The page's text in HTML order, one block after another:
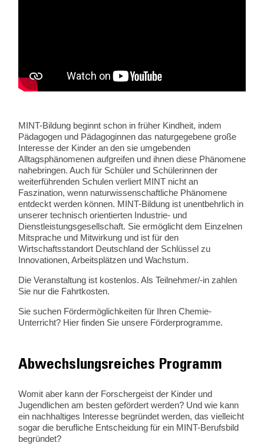
MINT-Bildung beginnt schon in früher Kindheit, indem
Pädagogen und Pädagoginnen das naturgegebene große
Interesse der Kinder an den sie umgebenden
Alltagsphänomenen aufgreifen und ihnen diese Phänomene
nahebringen. Auch für Schüler und Schülerinnen der
weiterführenden Schulen verliert MINT nicht an
Faszination, wenn naturwissenschaftliche Phänomene
entdeckt werden können. MINT-Bildung ist unentbehrlich in
unserer technisch orientierten Industrie- und
Dienstleistungsgesellschaft. Sie ermöglicht dem Einzelnen
Mitsprache und Mitwirkung und ist für den
Wirtschaftsstandort Deutschland der Schlüssel zu
Innovationen, Arbeitsplätzen und Wachstum.
Die Veranstaltung ist kostenlos. Als Teilnehmer/-in zahlen
Sie nur die Fahrtkosten.
Sie suchen Fördermöglichkeiten für Ihren Chemie-
Unterricht? Hier finden Sie unsere Förderprogramme.
Abwechslungsreiches Programm
Womit aber kann der Forschergeist der Kinder und
Jugendlichen am besten gefördert werden? Und wie kann
ein nachhaltiges Interesse begründet werden, das vielleicht
sogar die berufliche Entscheidung für ein MINT-Berufsbild
begründet?